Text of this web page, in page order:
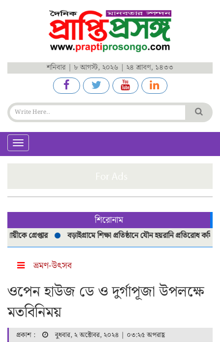
শনিবার | ৮ আগস্ট, ২০২৬ | ২৪ শ্রাবণ, ১৪৩৩
Toggle
navigation
শিরোনাম
গ্রেপ্তার বড়াইগ্রামে শিক্ষা প্রতিষ্ঠানে যৌন হয়রানি প্রতিরোধ কমিটি
ভ্রমণ-উৎসব
ওপেন হাউজ ডে ও দুর্গাপূজা উপলক্ষে
মতবিনিময়
প্রকাশ : বুধবার, ২ অক্টোবর, ২০২৪ | ০৩:২৫ অপরাহ্ণ